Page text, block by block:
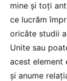
mine și toți
ce lucrăm
oricâte studii
Unite sau
acest element
și anume